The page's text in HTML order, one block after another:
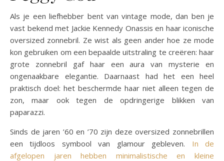
Als je een liefhebber bent van vintage mode, dan ben je
vast bekend met Jackie Kennedy Onassis en haar iconische
oversized zonnebril. Ze wist als geen ander hoe ze mode
kon gebruiken om een bepaalde uitstraling te creëren: haar
grote zonnebril gaf haar een aura van mysterie en
ongenaakbare elegantie. Daarnaast had het een heel
praktisch doel: het beschermde haar niet alleen tegen de
zon, maar ook tegen de opdringerige blikken van
paparazzi.
Sinds de jaren ’60 en ’70 zijn deze oversized zonnebrillen
een tijdloos symbool van glamour gebleven. In de
afgelopen jaren hebben minimalistische en kleine